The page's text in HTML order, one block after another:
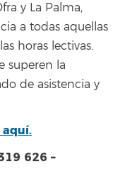
y La Palma,
a todas aquellas
horas lectivas.
superen la
de asistencia y
626 –